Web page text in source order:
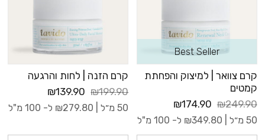
Best Seller
קרם צוואר | למיצוק והפחתת
קמטים
₪249.90
₪174.90
50 מ״ל | ₪349.80 ל- 100 מ"ל
קרם הזנה | לחות והרגעה
₪199.90
₪139.90
50 מ״ל | ₪279.80 ל- 100 מ"ל